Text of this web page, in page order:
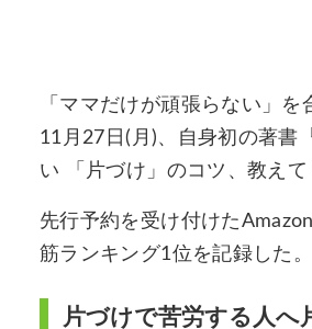
「ママだけが頑張らない」
11月27日(月)、自身初の著書
い 「片づけ」のコツ、教え
先行予約を受け付けた
筋ランキング1位を記録した。
片づけで苦労する人へ